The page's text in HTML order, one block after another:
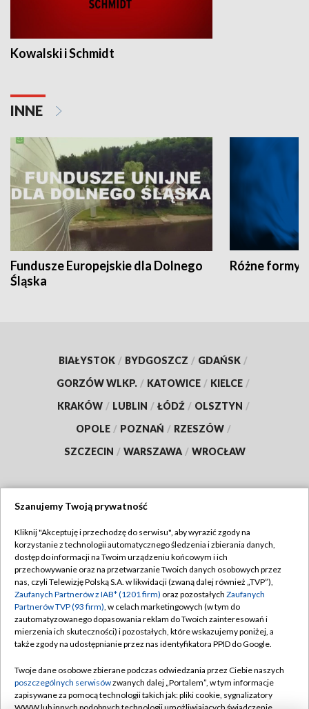
Kowalski i Schmidt
INNE
Fundusze Europejskie dla Dolnego
Śląska
Różne formy
BIAŁYSTOK / BYDGOSZCZ / GDAŃSK /
GORZÓW WLKP. / KATOWICE / KIELCE /
KRAKÓW / LUBLIN / ŁÓDŹ / OLSZTYN /
OPOLE / POZNAŃ / RZESZÓW /
SZCZECIN / WARSZAWA / WROCŁAW
TVP
Abonament TVP
Emisja w TVP
Centrum informacji TVP
Naziemna Telewizja Cyfrowa
Rada Programowa
System NOS
Regulamin TVP
Polityka prywatności
Moje zgody
Pomoc
Kontakt
Szanujemy Twoją prywatność
Kliknij "Akceptuję i przechodzę do serwisu", aby wyrazić zgody na
korzystanie z technologii automatycznego śledzenia i zbierania danych,
dostęp do informacji na Twoim urządzeniu końcowym i ich
przechowywanie oraz na przetwarzanie Twoich danych osobowych przez
nas, czyli Telewizję Polską S.A. w likwidacji (zwaną dalej również „TVP”),
Zaufanych Partnerów z IAB* (1201 firm) oraz pozostałych Zaufanych
Partnerów TVP (93 firm), w celach marketingowych (w tym do
zautomatyzowanego dopasowania reklam do Twoich zainteresowań i
mierzenia ich skuteczności) i pozostałych, które wskazujemy poniżej, a
także zgody na udostępnianie przez nas identyfikatora PPID do Google.
Twoje dane osobowe zbierane podczas odwiedzania przez Ciebie naszych
poszczególnych serwisówzwanych dalej „Portalem”, w tym informacje
zapisywane za pomocą technologii takich jak: pliki cookie, sygnalizatory